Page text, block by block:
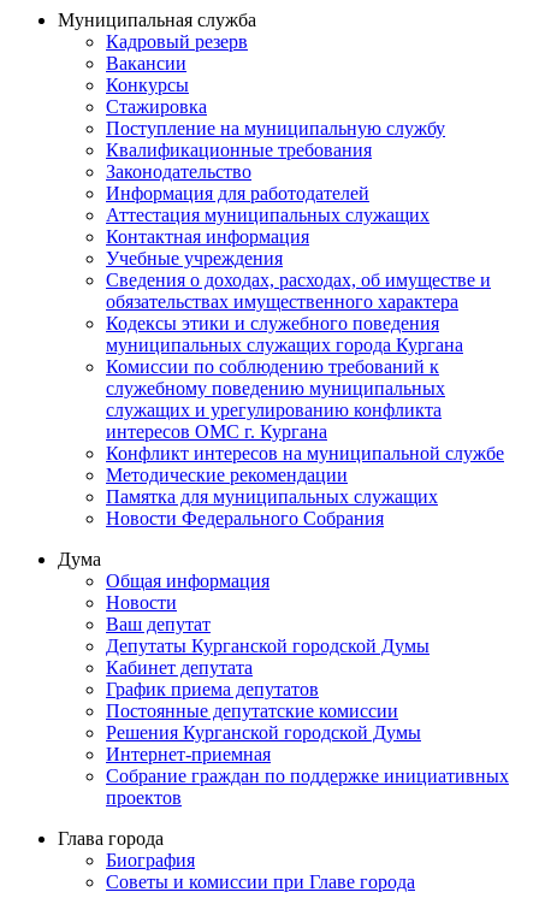
Муниципальная служба
Кадровый резерв
Вакансии
Конкурсы
Стажировка
Поступление на муниципальную службу
Квалификационные требования
Законодательство
Информация для работодателей
Аттестация муниципальных служащих
Контактная информация
Учебные учреждения
Сведения о доходах, расходах, об имуществе и
обязательствах имущественного характера
Кодексы этики и служебного поведения
муниципальных служащих города Кургана
Комиссии по соблюдению требований к
служебному поведению муниципальных
служащих и урегулированию конфликта
интересов ОМС г. Кургана
Конфликт интересов на муниципальной службе
Методические рекомендации
Памятка для муниципальных служащих
Новости Федерального Cобрания
Дума
Общая информация
Новости
Ваш депутат
Депутаты Курганской городской Думы
Кабинет депутата
График приема депутатов
Постоянные депутатские комиссии
Решения Курганской городской Думы
Интернет-приемная
Собрание граждан по поддержке инициативных
проектов
Глава города
Биография
Советы и комиссии при Главе города